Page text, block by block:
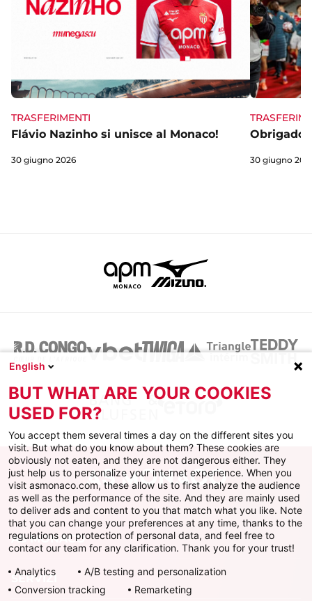
TRASFERIMENTI
Flávio Nazinho si unisce al Monaco!
30 giugno 2026
Obrigado
30 giugno
AS MONACO
SERVIZI
English
BUT WHAT ARE YOUR COOKIES
USED FOR?
You accept them several times a day on the different sites you
visit. But what do you know about them? These cookies are
obviously not eaten, and they are not dangerous either. They
just help us to personalize your internet experience. When you
visit asmonaco.com, these allow us to first analyze the audience
as well as the performance of the site. And they are mainly used
to deliver ads and content to you that match what you like. Note
that you can change your preferences at any time, thanks to the
regulations on protection of personal data, and feel free to
contact our team for any clarification. Thank you for your trust!
Analytics
A/B testing and personalization
Conversion tracking
Remarketing